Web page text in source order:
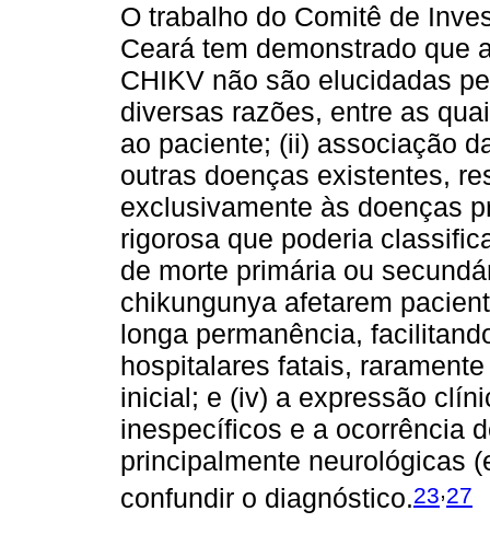
O trabalho do Comitê de
Ceará tem demonstrado que
CHIKV não são elucidadas
diversas razões, entre as
ao paciente; (ii) associação
outras doenças existentes,
exclusivamente às doenças
rigorosa que poderia
de morte primária ou
chikungunya afetarem
longa permanência,
hospitalares fatais,
inicial; e (iv) a expressão
inespecíficos e a ocorrência
principalmente neurológicas
confundir o diagnóstico.23,27